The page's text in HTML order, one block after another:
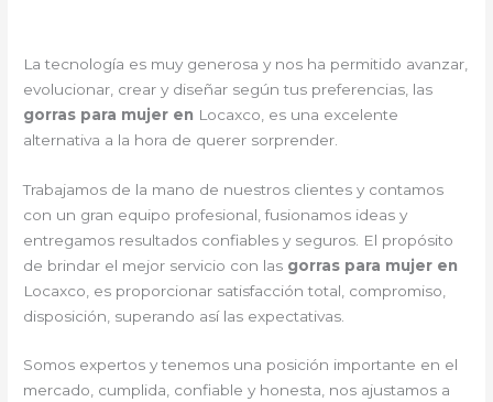
La tecnología es muy generosa y nos ha permitido avanzar,
evolucionar, crear y diseñar según tus preferencias, las
gorras para mujer en Locaxco, es una excelente
alternativa a la hora de querer sorprender.
Trabajamos de la mano de nuestros clientes y contamos
con un gran equipo profesional, fusionamos ideas y
entregamos resultados confiables y seguros. El propósito
de brindar el mejor servicio con las gorras para mujer en
Locaxco, es proporcionar satisfacción total, compromiso,
disposición, superando así las expectativas.
Somos expertos y tenemos una posición importante en el
mercado, cumplida, confiable y honesta, nos ajustamos a